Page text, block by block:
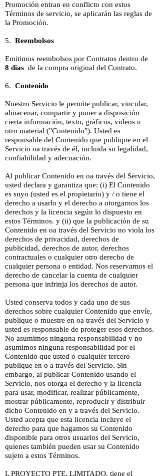
Promoción entran en conflicto con estos
Términos de servicio, se aplicarán las reglas de
la Promoción.
5. Reembolsos
Emitimos reembolsos por Contratos dentro de
8 dias de la compra original del Contrato.
6. Contenido
Nuestro Servicio le permite publicar, vincular,
almacenar, compartir y poner a disposición
cierta información, texto, gráficos, videos u
otro material ("Contenido"). Usted es
responsable del Contenido que publique en el
Servicio oa través de él, incluida su legalidad,
confiabilidad y adecuación.
Al publicar Contenido en oa través del Servicio,
usted declara y garantiza que: (i) El Contenido
es suyo (usted es el propietario) y / o tiene el
derecho a usarlo y el derecho a otorgarnos los
derechos y la licencia según lo dispuesto en
estos Términos. y (ii) que la publicación de su
Contenido en oa través del Servicio no viola los
derechos de privacidad, derechos de
publicidad, derechos de autor, derechos
contractuales o cualquier otro derecho de
cualquier persona o entidad. Nos reservamos el
derecho de cancelar la cuenta de cualquier
persona que infrinja los derechos de autor.
Usted conserva todos y cada uno de sus
derechos sobre cualquier Contenido que envíe,
publique o muestre en oa través del Servicio y
usted es responsable de proteger esos derechos.
No asumimos ninguna responsabilidad y no
asumimos ninguna responsabilidad por el
Contenido que usted o cualquier tercero
publique en o a través del Servicio. Sin
embargo, al publicar Contenido usando el
Servicio, nos otorga el derecho y la licencia
para usar, modificar, realizar públicamente,
mostrar públicamente, reproducir y distribuir
dicho Contenido en y a través del Servicio.
Usted acepta que esta licencia incluye el
derecho para que hagamos su Contenido
disponible para otros usuarios del Servicio,
quienes también pueden usar su Contenido
sujeto a estos Términos.
L PROYECTO PTE. LIMITADO. tiene el